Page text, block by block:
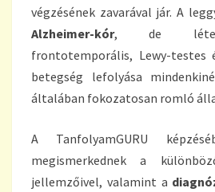
végzésének zavarával jár. A
Alzheimer-kór, de
frontotemporális, Lewy-testes
betegség lefolyása
általában fokozatosan romló
A TanfolyamGURU
megismerkednek a
jellemzőivel, valamint a